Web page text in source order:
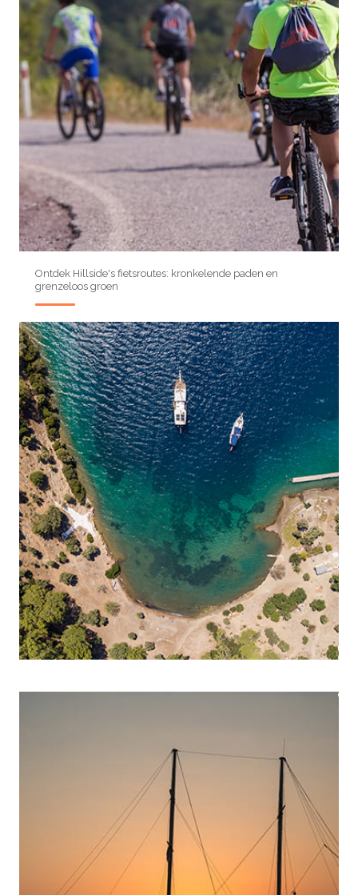
BOEK NU
Ontdek Hillside's fietsroutes: kronkelende paden en
grenzeloos groen